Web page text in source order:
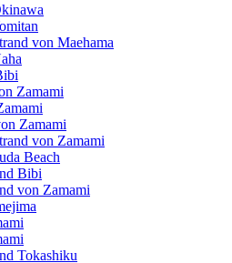
von Maehama
Zamami
Zamami
von Zamami
Beach
Bibi
von Zamami
Tokashiku